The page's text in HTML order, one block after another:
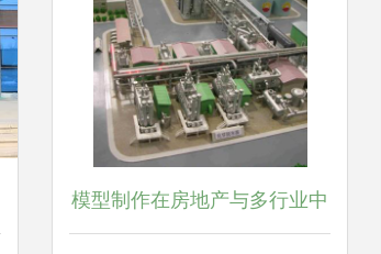
模型制作在房地产与多行业中